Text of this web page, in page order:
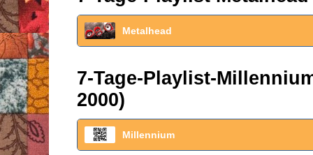
Metalhead
7-Tage-Playlist-
2000)
Millennium